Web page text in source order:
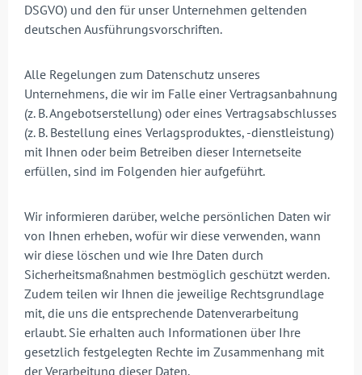
DSGVO) und den für unser Unternehmen geltenden
deutschen Ausführungsvorschriften.
Alle Regelungen zum Datenschutz unseres
Unternehmens, die wir im Falle einer Vertragsanbahnung
(z. B. Angebotserstellung) oder eines Vertragsabschlusses
(z. B. Bestellung eines Verlagsproduktes, -dienstleistung)
mit Ihnen oder beim Betreiben dieser Internetseite
erfüllen, sind im Folgenden hier aufgeführt.
Wir informieren darüber, welche persönlichen Daten wir
von Ihnen erheben, wofür wir diese verwenden, wann
wir diese löschen und wie Ihre Daten durch
Sicherheitsmaßnahmen bestmöglich geschützt werden.
Zudem teilen wir Ihnen die jeweilige Rechtsgrundlage
mit, die uns die entsprechende Datenverarbeitung
erlaubt. Sie erhalten auch Informationen über Ihre
gesetzlich festgelegten Rechte im Zusammenhang mit
der Verarbeitung dieser Daten.